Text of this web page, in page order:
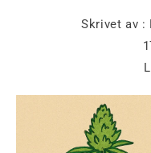
Skrivet av :